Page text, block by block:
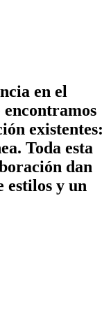
en el
encontramos
existentes:
Toda esta
dan
estilos y un